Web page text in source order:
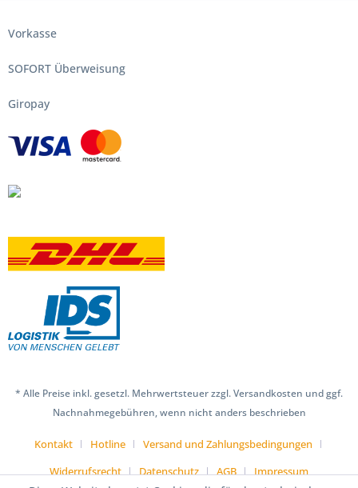
Vorkasse
SOFORT Überweisung
Giropay
* Alle Preise inkl. gesetzl. Mehrwertsteuer zzgl. Versandkosten und ggf.
Nachnahmegebühren, wenn nicht anders beschrieben
Kontakt Hotline
Versand und Zahlungsbedingungen
Widerrufsrecht
Datenschutz AGB Impressum